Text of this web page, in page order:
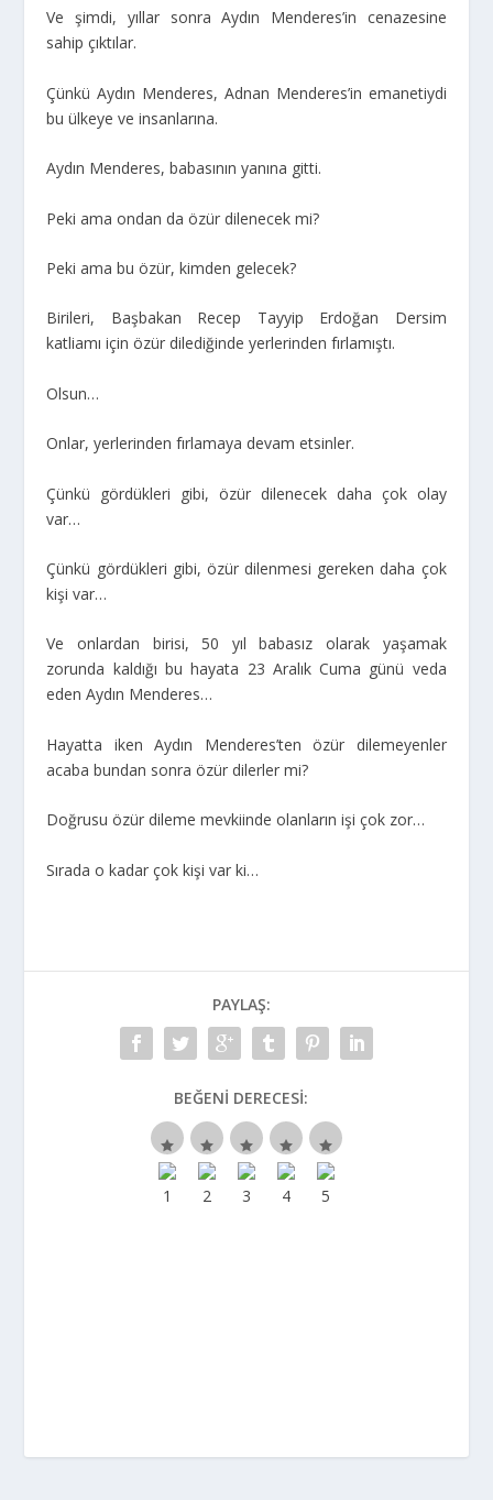
Ve şimdi, yıllar sonra Aydın Menderes’in cenazesine
sahip çıktılar.
Çünkü Aydın Menderes, Adnan Menderes’in emanetiydi
bu ülkeye ve insanlarına.
Aydın Menderes, babasının yanına gitti.
Peki ama ondan da özür dilenecek mi?
Peki ama bu özür, kimden gelecek?
Birileri, Başbakan Recep Tayyip Erdoğan Dersim
katliamı için özür dilediğinde yerlerinden fırlamıştı.
Olsun…
Onlar, yerlerinden fırlamaya devam etsinler.
Çünkü gördükleri gibi, özür dilenecek daha çok olay
var…
Çünkü gördükleri gibi, özür dilenmesi gereken daha çok
kişi var…
Ve onlardan birisi, 50 yıl babasız olarak yaşamak
zorunda kaldığı bu hayata 23 Aralık Cuma günü veda
eden Aydın Menderes…
Hayatta iken Aydın Menderes’ten özür dilemeyenler
acaba bundan sonra özür dilerler mi?
Doğrusu özür dileme mevkiinde olanların işi çok zor…
Sırada o kadar çok kişi var ki…
PAYLAŞ:
BEĞENI DERECESI: